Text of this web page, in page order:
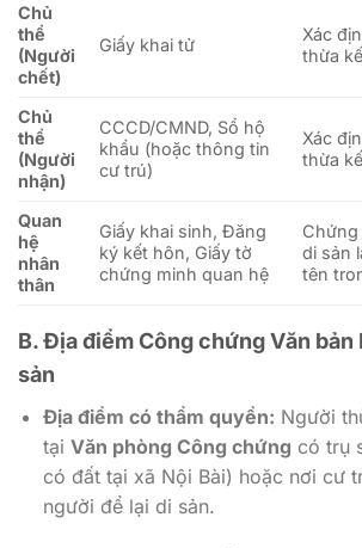
Chủ
thể
(Người
chết)
Giấy khai tử
Xác
thừa
Chủ
thể
(Người
nhận)
CCCD/CMND, Sổ hộ
khẩu (hoặc thông tin
cư trú)
Xác
thừa
Quan
hệ
nhân
thân
Giấy khai sinh, Đăng
ký kết hôn, Giấy tờ
chứng minh quan hệ
di sản
tên
B. Địa điểm Công chứng Văn bản
sản
Địa điểm có thẩm quyền: Người
tại Văn phòng Công chứng có trụ
có đất tại xã Nội Bài) hoặc nơi cư
người để lại di sản.